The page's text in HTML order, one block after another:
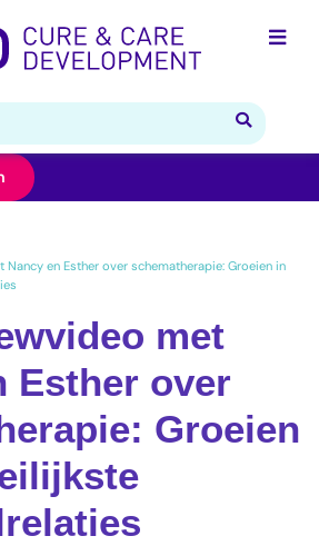
en Esther over schematherapie: Groeien in
met
Esther over
Groeien